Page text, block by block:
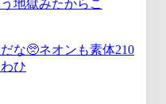
な🥺ネオンも素体210
ひ